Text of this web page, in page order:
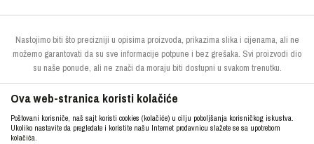
Nastojimo biti što precizniji u opisima proizvoda, prikazima slika i cijenama, ali ne
možemo garantovati da su sve informacije potpune i bez grešaka. Svi proizvodi dio
su naše ponude, ali ne znači da moraju biti dostupni u svakom trenutku.
Ova web-stranica koristi kolačiće
Poštovani korisniče, naš sajt koristi cookies (kolačiće) u cilju poboljšanja korisničkog iskustva.
Ukoliko nastavite da pregledate i koristite našu Internet prodavnicu slažete se sa upotrebom
kolačića.